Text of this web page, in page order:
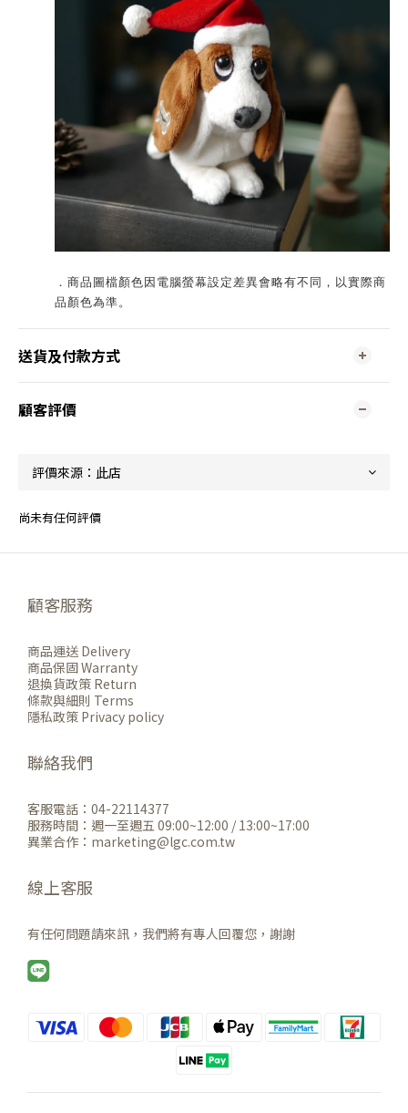
．商品圖檔顏色因電腦螢幕設定差異會略有不同，以實際商
品顏色為準。
送貨及付款方式
顧客評價
尚未有任何評價
顧客服務
商品運送 Delivery
商品保固 Warranty
退換貨政策 Return
條款與細則 Terms
隱私政策 Privacy policy
聯絡我們
客服電話：04-22114377
服務時間：週一至週五 09:00~12:00 / 13:00~17:00
異業合作：marketing@lgc.com.tw
線上客服
有任何問題請來訊，我們將有專人回覆您，謝謝